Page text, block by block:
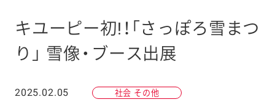
キユーピー初!！「さっぽろ雪まつ
り」 雪像・ブース出展
2025.02.05 社会 その他